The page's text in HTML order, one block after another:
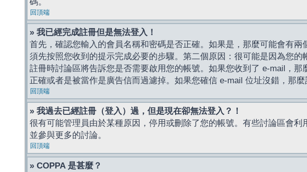
回頂端
» 我已經完成註冊但是無法登入！
首先，確認您輸入的會員名稱和密碼是否正確。如果是，那麼可能會有
須先按照您收到的提示完成必要的步驟。第二個原因：很可能是因為您
註冊時討論區將告訴您是否需要啟用您的帳號。如果您收到了 e-mail，
正確或者是被當作是廣告信而過濾掉。如果您確信 e-mail 位址沒錯，那麼
回頂端
» 我過去已經註冊（登入）過，但是現在卻無法登入？！
很有可能管理員由於某種原因，停用或刪除了您的帳號。有些討論區會
並參與更多的討論。
回頂端
» COPPA 是甚麼？